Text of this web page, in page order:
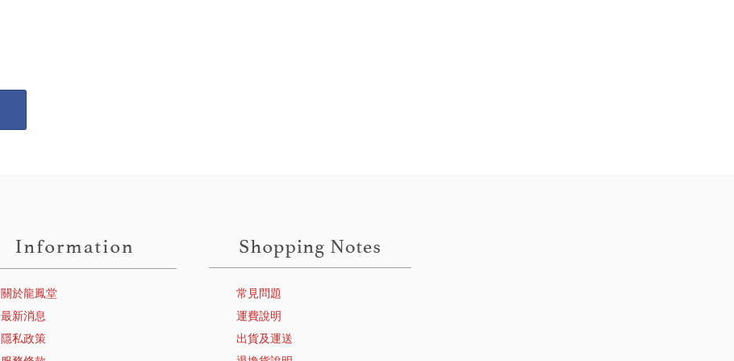
關於龍鳳堂
最新消息
隱私政策
常見問題
運費說明
出貨及運送